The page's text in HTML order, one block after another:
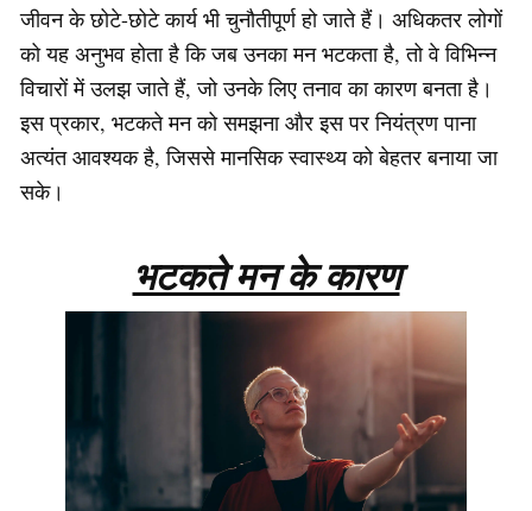
जीवन के छोटे-छोटे कार्य भी चुनौतीपूर्ण हो जाते हैं। अधिकतर लोगों
को यह अनुभव होता है कि जब उनका मन भटकता है, तो वे विभिन्न
विचारों में उलझ जाते हैं, जो उनके लिए तनाव का कारण बनता है।
इस प्रकार, भटकते मन को समझना और इस पर नियंत्रण पाना
अत्यंत आवश्यक है, जिससे मानसिक स्वास्थ्य को बेहतर बनाया जा
सके।
भटकते मन के कारण